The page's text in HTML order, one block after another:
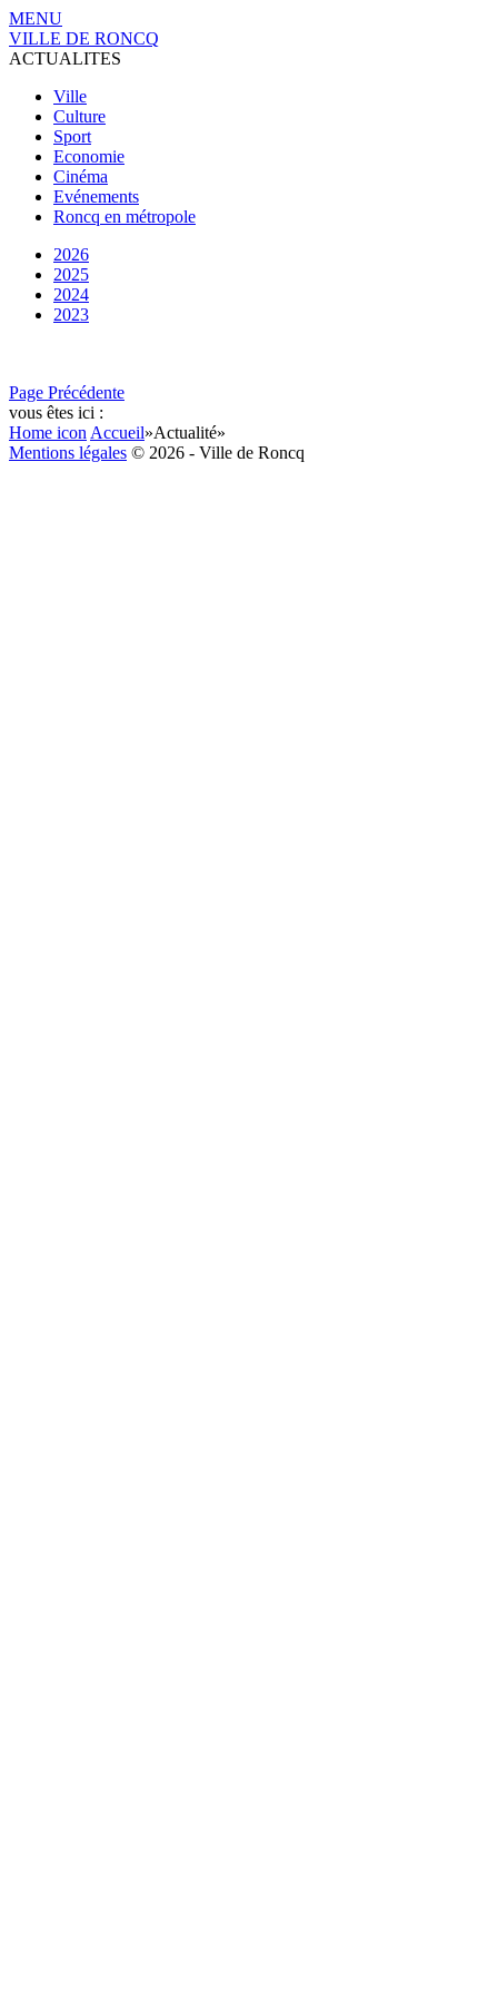
MENU
VILLE DE RONCQ
ACTUALITES
Ville
Culture
Sport
Economie
Cinéma
Evénements
Roncq en métropole
2026
2025
2024
2023
Page Précédente
vous êtes ici :
Home icon Accueil»Actualité»
Mentions légales © 2026 - Ville de Roncq